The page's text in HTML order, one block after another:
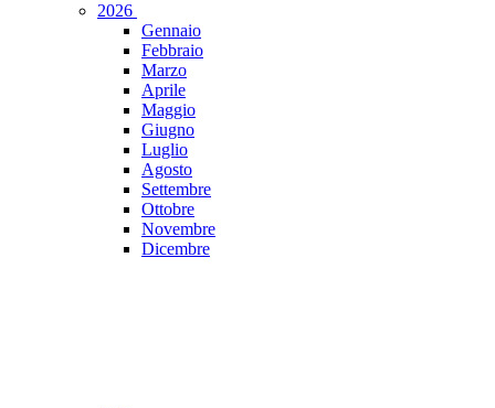
2026
Gennaio
Febbraio
Marzo
Aprile
Maggio
Giugno
Luglio
Agosto
Settembre
Ottobre
Novembre
Dicembre